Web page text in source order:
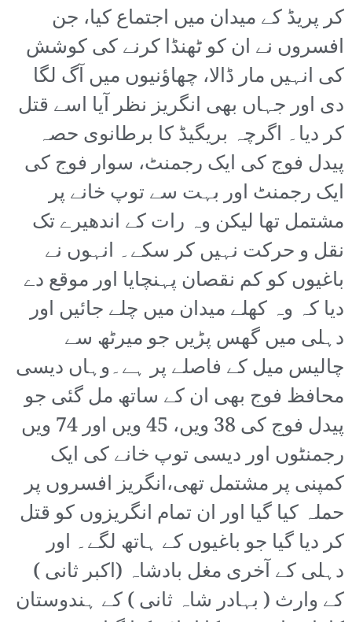
کر پریڈ کے میدان میں اجتماع کیا، جن
افسروں نے ان کو ٹھنڈا کرنے کی کوشش
کی انہیں مار ڈالا، چھاؤنیوں میں آگ لگا
دی اور جہاں بھی انگریز نظر آیا اسے قتل
کر دیا۔ اگرچہ بریگیڈ کا برطانوی حصہ
پیدل فوج کی ایک رجمنٹ، سوار فوج کی
ایک رجمنٹ اور بہت سے توپ خانے پر
مشتمل تھا لیکن وہ رات کے اندھیرے تک
نقل و حرکت نہیں کر سکے۔ انہوں نے
باغیوں کو کم نقصان پہنچایا اور موقع دے
دیا کہ وہ کھلے میدان میں چلے جائیں اور
دہلی میں گھس پڑیں جو میرٹھ سے
چالیس میل کے فاصلے پر ہے۔وہاں دیسی
محافظ فوج بھی ان کے ساتھ مل گئی جو
پیدل فوج کی 38 ویں، 45 ویں اور 74 ویں
رجمنٹوں اور دیسی توپ خانے کی ایک
کمپنی پر مشتمل تھی،انگریز افسروں پر
حملہ کیا گیا اور ان تمام انگریزوں کو قتل
کر دیا گیا جو باغیوں کے ہاتھ لگے۔ اور
دہلی کے آخری مغل بادشاہ (اکبر ثانی )
کے وارث ( بہادر شاہ ثانی ) کے ہندوستان